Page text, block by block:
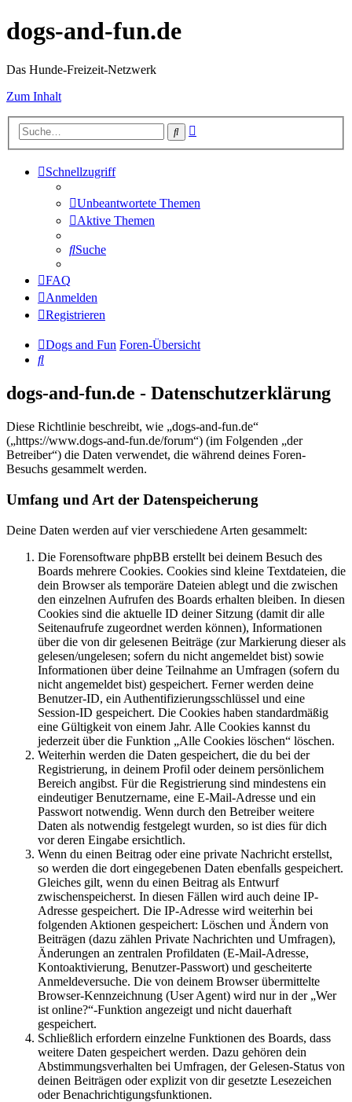
dogs-and-fun.de
Das Hunde-Freizeit-Netzwerk
Zum Inhalt
Suche
Schnellzugriff
Unbeantwortete Themen
Aktive Themen
Suche
FAQ
Anmelden
Registrieren
Dogs and Fun Foren-Übersicht
Suche
dogs-and-fun.de - Datenschutzerklärung
Diese Richtlinie beschreibt, wie „dogs-and-fun.de“
(„https://www.dogs-and-fun.de/forum“) (im Folgenden „der
Betreiber“) die Daten verwendet, die während deines Foren-
Besuchs gesammelt werden.
Umfang und Art der Datenspeicherung
Deine Daten werden auf vier verschiedene Arten gesammelt:
Die Forensoftware phpBB erstellt bei deinem Besuch des
Boards mehrere Cookies. Cookies sind kleine Textdateien, die
dein Browser als temporäre Dateien ablegt und die zwischen
den einzelnen Aufrufen des Boards erhalten bleiben. In diesen
Cookies sind die aktuelle ID deiner Sitzung (damit dir alle
Seitenaufrufe zugeordnet werden können), Informationen
über die von dir gelesenen Beiträge (zur Markierung dieser als
gelesen/ungelesen; sofern du nicht angemeldet bist) sowie
Informationen über deine Teilnahme an Umfragen (sofern du
nicht angemeldet bist) gespeichert. Ferner werden deine
Benutzer-ID, ein Authentifizierungsschlüssel und eine
Session-ID gespeichert. Die Cookies haben standardmäßig
eine Gültigkeit von einem Jahr. Alle Cookies kannst du
jederzeit über die Funktion „Alle Cookies löschen“ löschen.
Weiterhin werden die Daten gespeichert, die du bei der
Registrierung, in deinem Profil oder deinem persönlichem
Bereich angibst. Für die Registrierung sind mindestens ein
eindeutiger Benutzername, eine E-Mail-Adresse und ein
Passwort notwendig. Wenn durch den Betreiber weitere
Daten als notwendig festgelegt wurden, so ist dies für dich
vor deren Eingabe ersichtlich.
Wenn du einen Beitrag oder eine private Nachricht erstellst,
so werden die dort eingegebenen Daten ebenfalls gespeichert.
Gleiches gilt, wenn du einen Beitrag als Entwurf
zwischenspeicherst. In diesen Fällen wird auch deine IP-
Adresse gespeichert. Die IP-Adresse wird weiterhin bei
folgenden Aktionen gespeichert: Löschen und Ändern von
Beiträgen (dazu zählen Private Nachrichten und Umfragen),
Änderungen an zentralen Profildaten (E-Mail-Adresse,
Kontoaktivierung, Benutzer-Passwort) und gescheiterte
Anmeldeversuche. Die von deinem Browser übermittelte
Browser-Kennzeichnung (User Agent) wird nur in der „Wer
ist online?“-Funktion angezeigt und nicht dauerhaft
gespeichert.
Schließlich erfordern einzelne Funktionen des Boards, dass
weitere Daten gespeichert werden. Dazu gehören dein
Abstimmungsverhalten bei Umfragen, der Gelesen-Status von
deinen Beiträgen oder explizit von dir gesetzte Lesezeichen
oder Benachrichtigungsfunktionen.